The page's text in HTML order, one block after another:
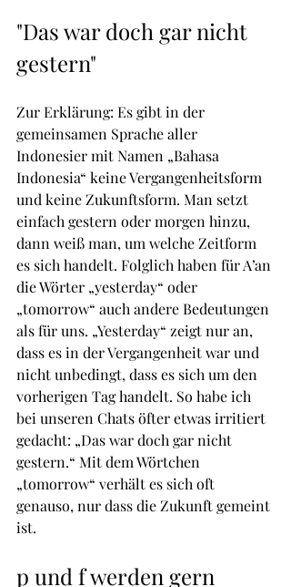
"Das war doch gar nicht
gestern"
Zur Erklärung: Es gibt in der
gemeinsamen Sprache aller
Indonesier mit Namen „Bahasa
Indonesia“ keine Vergangenheitsform
und keine Zukunftsform. Man setzt
einfach gestern oder morgen hinzu,
dann weiß man, um welche Zeitform
es sich handelt. Folglich haben für A’an
die Wörter „yesterday“ oder
„tomorrow“ auch andere Bedeutungen
als für uns. „Yesterday“ zeigt nur an,
dass es in der Vergangenheit war und
nicht unbedingt, dass es sich um den
vorherigen Tag handelt. So habe ich
bei unseren Chats öfter etwas irritiert
gedacht: „Das war doch gar nicht
gestern.“ Mit dem Wörtchen
„tomorrow“ verhält es sich oft
genauso, nur dass die Zukunft gemeint
ist.
p und f werden gern